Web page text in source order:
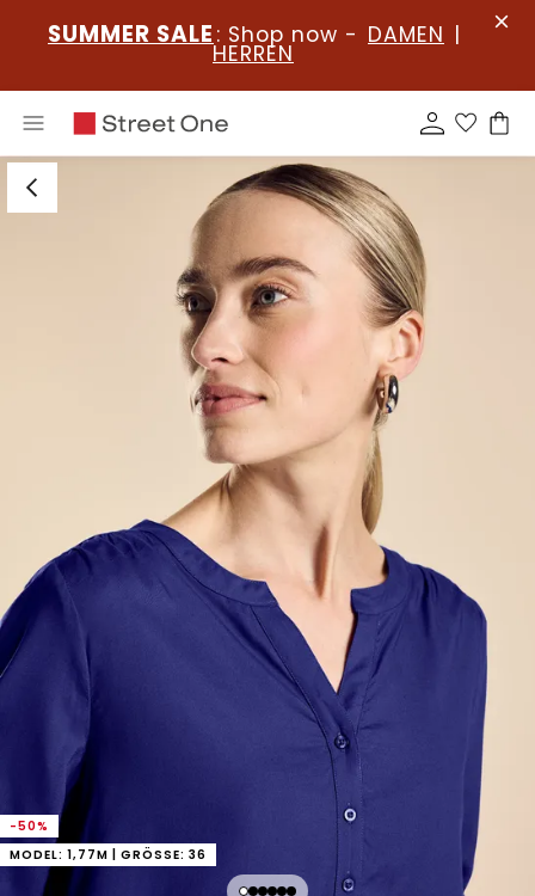
SUMMER SALE : Shop now - DAMEN |
HERREN
-50%
MODEL: 1,77M | GRÖSSE: 36